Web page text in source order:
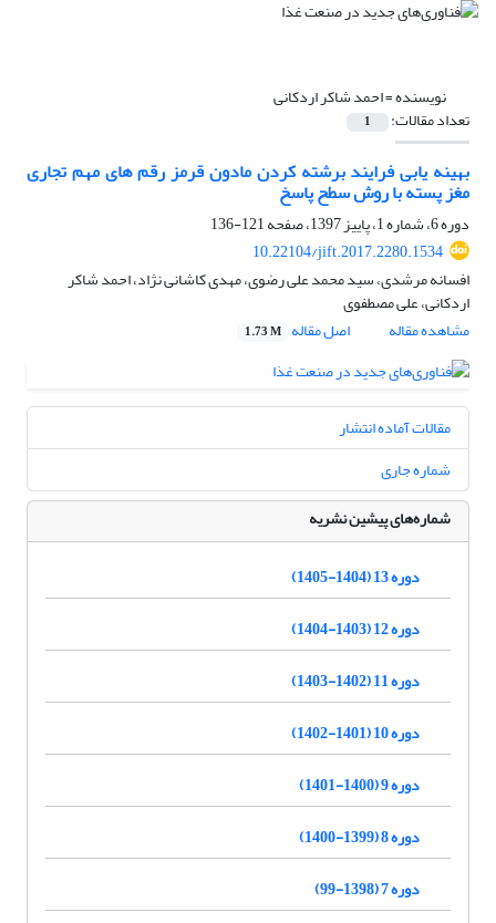
نویسنده =احمد شاکر اردکانی
تعداد مقالات: 1
بهینه یابی فرایند برشته کردن مادون قرمز رقم های مهم تجاری
مغز پسته با روش سطح پاسخ
دوره 6، شماره 1، پاییز 1397، صفحه
121-136
10.22104/jift.2017.2280.1534
افسانه مرشدی، سید محمد علی رضوی، مهدی کاشانی نژاد، احمد شاکر
اردکانی، علی مصطفوی
مشاهده مقاله
اصل مقاله 1.73 M
مقالات آماده انتشار
شماره جاری
شماره‌های پیشین نشریه
دوره 13 (1404-1405)
دوره 12 (1403-1404)
دوره 11 (1402-1403)
دوره 10 (1401-1402)
دوره 9 (1400-1401)
دوره 8 (1399-1400)
دوره 7 (1398-99)